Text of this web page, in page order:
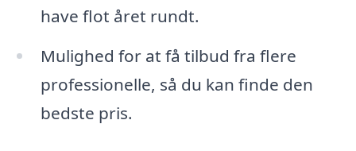
have flot året rundt.
Mulighed for at få tilbud fra flere
professionelle, så du kan finde den
bedste pris.